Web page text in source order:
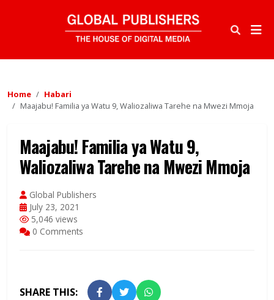
Home
Habari
Maajabu! Familia ya Watu 9, Waliozaliwa Tarehe na Mwezi Mmoja
Maajabu! Familia ya Watu 9,
Waliozaliwa Tarehe na Mwezi Mmoja
Global Publishers
July 23, 2021
5,046 views
0 Comments
SHARE THIS: